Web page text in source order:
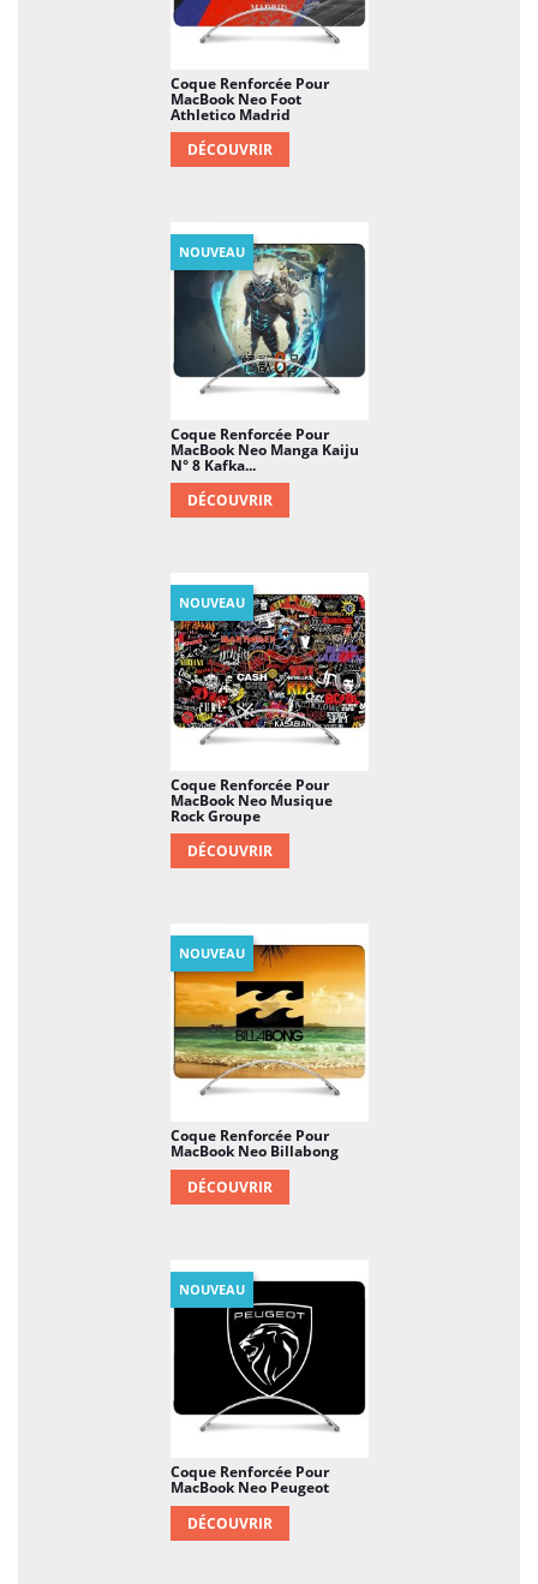
Coque Renforcée Pour
MacBook Neo Foot
Athletico Madrid
DÉCOUVRIR
Coque Renforcée Pour
MacBook Neo Manga Kaiju
N° 8 Kafka...
DÉCOUVRIR
NOUVEAU
Coque Renforcée Pour
MacBook Neo Musique
Rock Groupe
DÉCOUVRIR
NOUVEAU
Coque Renforcée Pour
MacBook Neo Billabong
DÉCOUVRIR
NOUVEAU
Coque Renforcée Pour
MacBook Neo Peugeot
DÉCOUVRIR
NOUVEAU